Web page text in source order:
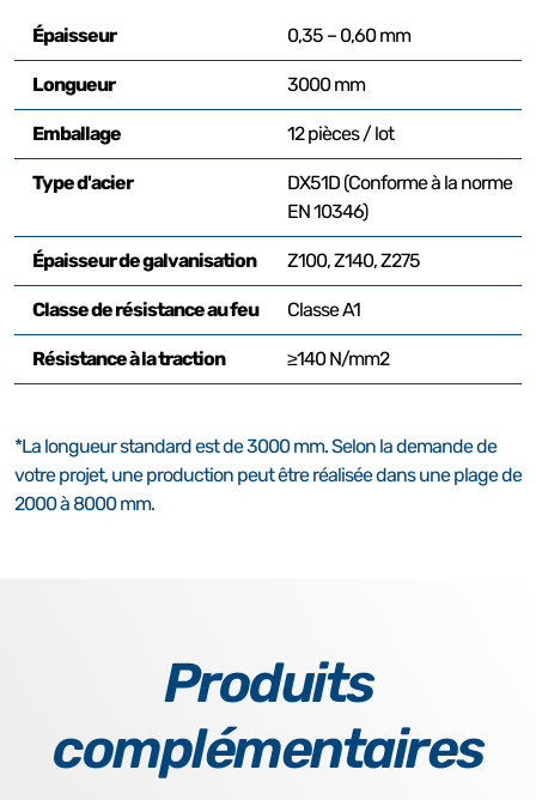
Épaisseur 0,35 – 0,60 mm
Longueur 3000 mm
Emballage 12 pièces / lot
Type d'acier
DX51D (Conforme à la norme
EN 10346)
Épaisseur de galvanisation Z100, Z140, Z275
Classe de résistance au feu Classe A1
Résistance à la traction ≥140 N/mm2
*La longueur standard est de 3000 mm. Selon la demande de
votre projet, une production peut être réalisée dans une plage de
2000 à 8000 mm.
Produits
complémentaires